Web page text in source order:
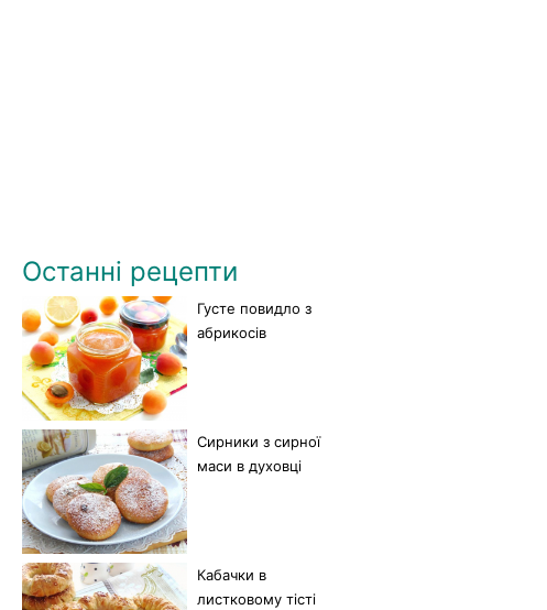
Останні рецепти
Густе повидло з
абрикосів
Сирники з сирної
маси в духовці
Кабачки в
листковому тісті